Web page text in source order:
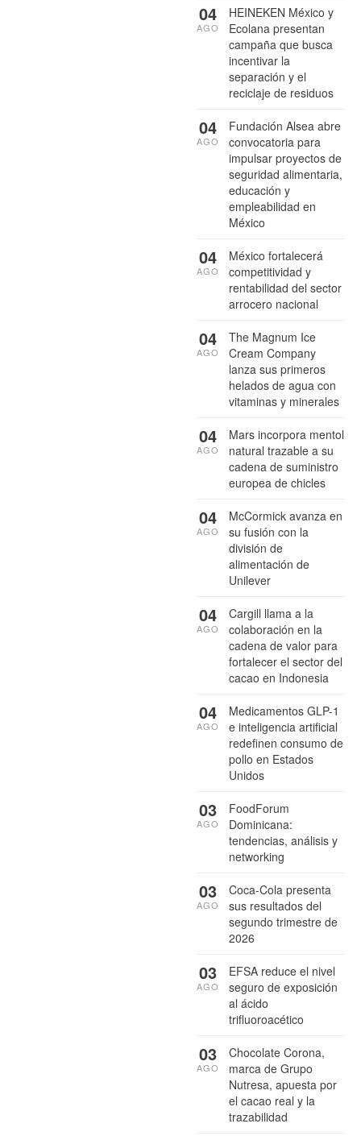
HEINEKEN México y
Ecolana presentan
campaña que busca
incentivar la
separación y el
reciclaje de residuos
04
AGO
Fundación Alsea abre
convocatoria para
impulsar proyectos de
seguridad alimentaria,
educación y
empleabilidad en
México
04
AGO
México fortalecerá
competitividad y
rentabilidad del sector
arrocero nacional
04
AGO
The Magnum Ice
Cream Company
lanza sus primeros
helados de agua con
vitaminas y minerales
04
AGO
Mars incorpora mentol
natural trazable a su
cadena de suministro
europea de chicles
04
AGO
McCormick avanza en
su fusión con la
división de
alimentación de
Unilever
04
AGO
Cargill llama a la
colaboración en la
cadena de valor para
fortalecer el sector del
cacao en Indonesia
04
AGO
Medicamentos GLP-1
e inteligencia artificial
redefinen consumo de
pollo en Estados
Unidos
04
AGO
FoodForum
Dominicana:
tendencias, análisis y
networking
03
AGO
Coca-Cola presenta
sus resultados del
segundo trimestre de
2026
03
AGO
EFSA reduce el nivel
seguro de exposición
al ácido
trifluoroacético
03
AGO
Chocolate Corona,
marca de Grupo
Nutresa, apuesta por
el cacao real y la
trazabilidad
03
AGO